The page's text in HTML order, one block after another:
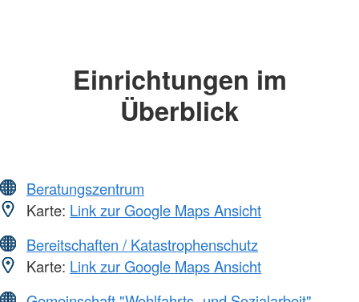
Einrichtungen im
Überblick
Beratungszentrum
Karte: Link zur Google Maps Ansicht
Bereitschaften / Katastrophenschutz
Karte: Link zur Google Maps Ansicht